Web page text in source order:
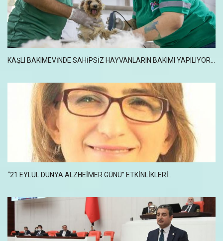
KAŞLI BAKIMEVİNDE SAHİPSİZ HAYVANLARIN BAKIMI YAPILIYOR...
“21 EYLÜL DÜNYA ALZHEIMER GÜNÜ” ETKINLIKLERI...